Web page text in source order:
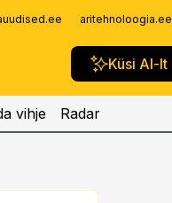
aritehnoloogia.ee
Küsi AI-lt
vihje Radar